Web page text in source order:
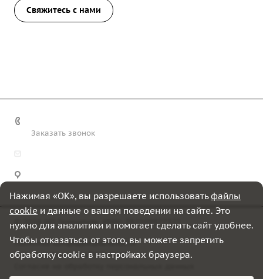
Свяжитесь с нами
Заказать звонок
© 2026 ИП Гриншпуль, ИНН: 782509977321
Политика конфиденциальности
Использование файлов cookie
Нажимая «OK», вы разрешаете использоватьфайлы
cookie и данные о вашем поведении на сайте. Это
нужно для аналитики и помогает сделать сайт удобнее.
Чтобы отказаться от этого, вы можете запретить
обработку cookie в настройках браузера.